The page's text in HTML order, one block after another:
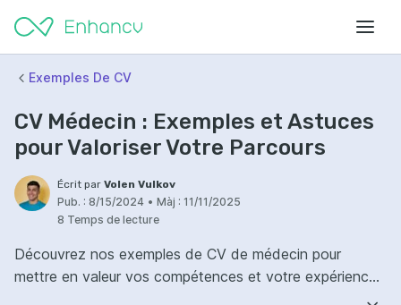
Exemples De CV
CV Médecin : Exemples et Astuces
pour Valoriser Votre Parcours
Écrit par Volen Vulkov
Pub. : 8/15/2024 • Màj : 11/11/2025
8 Temps de lecture
Découvrez nos exemples de CV de médecin pour
mettre en valeur vos compétences et votre expérience.